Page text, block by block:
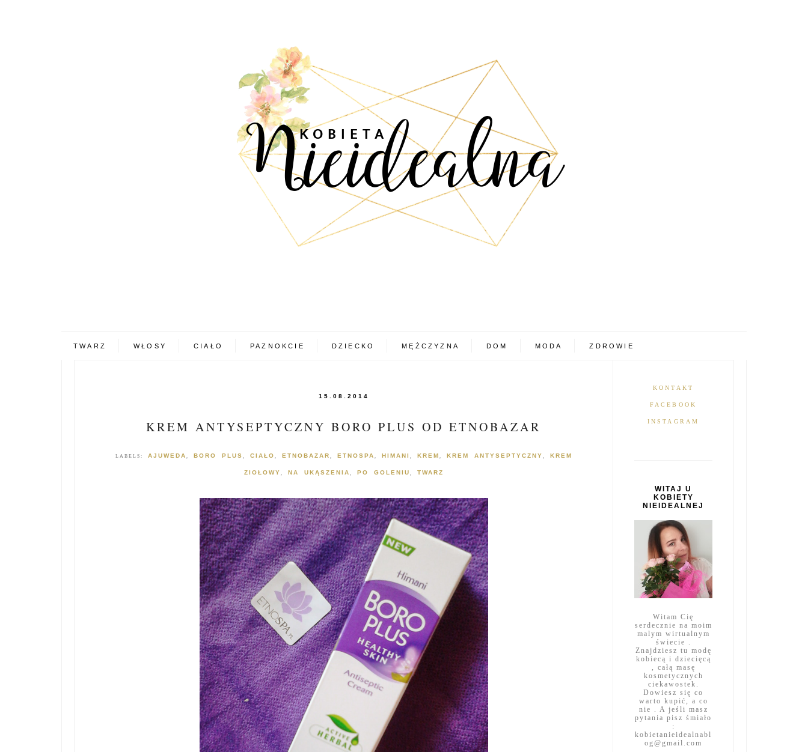
TWARZ WŁOSY CIAŁO PAZNOKCIE DZIECKO MĘŻCZYZNA DOM MODA ZDROWIE
15.08.2014
KREM ANTYSEPTYCZNY BORO PLUS OD ETNOBAZAR
LABELS: AJUWEDA , BORO PLUS , CIAŁO , ETNOBAZAR , ETNOSPA , HIMANI , KREM , KREM ANTYSEPTYCZNY , KREM
ZIOŁOWY , NA UKĄSZENIA , PO GOLENIU , TWARZ
KONTAKT
FACEBOOK
INSTAGRAM
WITAJ U
KOBIETY
NIEIDEALNEJ
Witam Cię
serdecznie na moim
malym wirtualnym
świecie .
Znajdziesz tu modę
kobiecą i dziecięcą
, całą masę
kosmetycznych
ciekawostek.
Dowiesz się co
warto kupić, a co
nie . A jeśli masz
pytania pisz śmiało
:
kobietanieidealnabl
og@gmail.com